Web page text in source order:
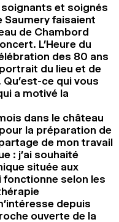
et soignés
Saumery faisaient
de Chambord
L’Heure du
des 80 ans
du lieu et de
ce qui vous
a motivé la
dans le château
la préparation de
de mon travail
: j’ai souhaité
située aux
fonctionne selon les
depuis
ouverte de la